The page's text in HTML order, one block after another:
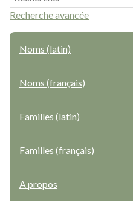
Recherche avancée
Noms (latin)
Noms (français)
Familles (latin)
Familles (français)
A propos